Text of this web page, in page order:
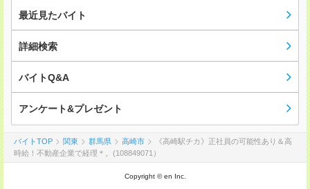
最近見たバイト
詳細検索
バイトQ&A
アンケート&プレゼント
バイトTOP 関東 群馬県 高崎市
《高崎駅チカ》正社員の可能性あり＆高
時給！不動産企業で経理＊。(108849071）
Copyright © en Inc.